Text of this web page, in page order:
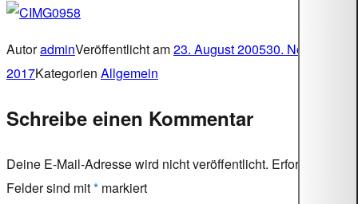
AutoradminVeröffentlicht am23. August 200530. November
2017Kategorien Allgemein
Schreibe einen Kommentar
Deine E-Mail-Adresse wird nicht veröffentlicht. Erforderliche
Felder sind mit* markiert